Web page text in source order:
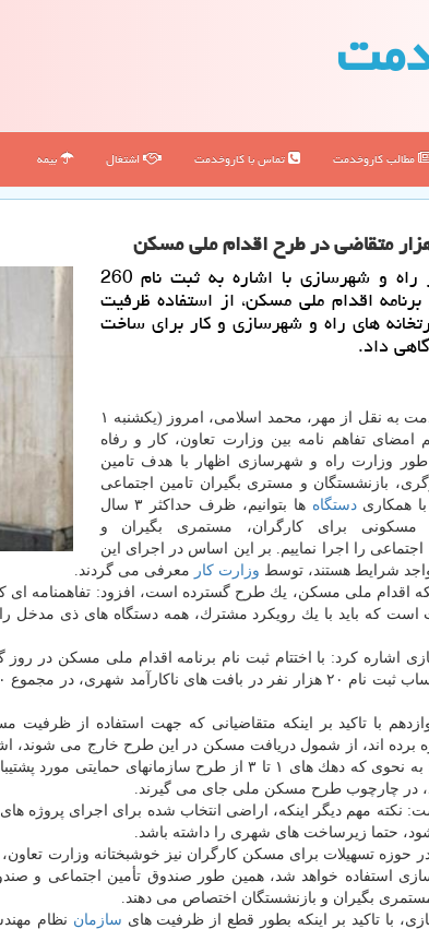
مطالب كاروخدمت تماس با كاروخدمت اشتغال بیمه
كاروخدمت: وزیر راه و شهرسازی با اشاره به ثبت نام 260
اقدام ملی مسكن، از استفاده ظرفیت
های راه و شهرسازی و كار برای ساخت
داد.
به گزارش كاروخدمت به نقل از مهر، محمد اسلامی، امروز (یكشنبه ۱
امضای تفاهم نامه بین وزارت تعاون، كار و رفاه
طور وزارت راه و شهرسازی اظهار با هدف تامین
بازنشستگان و مستری بگیران تامین اجتماعی
همكاریدستگاه
ها بتوانیم، ظرف حداكثر ۳ سال
مسكونی برای كارگران، مستمری بگیران و
اجتماعی را اجرا نماییم. بر این اساس در اجرای این
شرایط هستند، توسط وزارت كار معرفی می گردند.
اقدام ملی مسكن، یك طرح گسترده است، افزود: تفاهمنامه ای
است كه باید با یك رویكرد مشترك، همه دستگاه های ذی مدخل
با تاكید بر اینكه متقاضیانی كه جهت استفاده از
برده اند، از شمول دریافت مسكن در این طرح خارج می شوند،
در چارچوب طرح مسكن ملی جای می گیرند.
نكته مهم دیگر اینكه، اراضی انتخاب شده برای اجرای پروژه
حتما زیرساخت های شهری را داشته باشد.
حوزه تسهیلات برای مسكن كارگران نیز خوشبختانه وزارت
استفاده خواهد شد، همین طور صندوق تأمین اجتماعی و
بگیران و بازنشستگان اختصاص می دهند.
با تاكید بر اینكه بطور قطع از ظرفیت های سازمان نظام